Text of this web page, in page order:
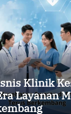
Klinik
Layanan